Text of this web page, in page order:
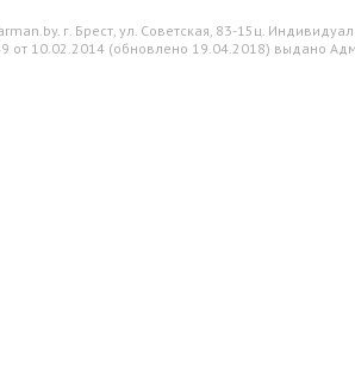
г. Брест, ул. Советская, 83-15ц.
от 10.02.2014 (обновлено 19.04.2018) выдано